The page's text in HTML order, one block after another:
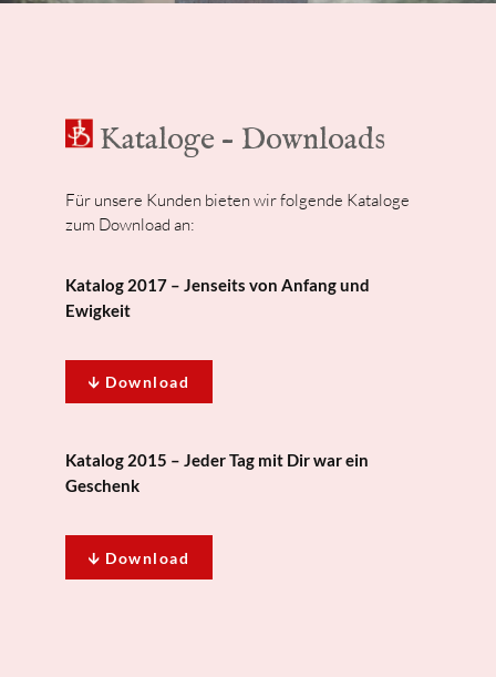
Kataloge – Downloads
Für unsere Kunden bieten wir folgende Kataloge
zum Download an:
Katalog 2017 – Jenseits von Anfang und
Ewigkeit
🡫 Download
Katalog 2015 – Jeder Tag mit Dir war ein
Geschenk
🡫 Download